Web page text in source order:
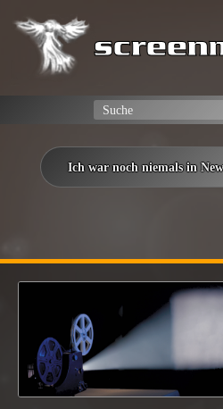
Ich war noch niemals in